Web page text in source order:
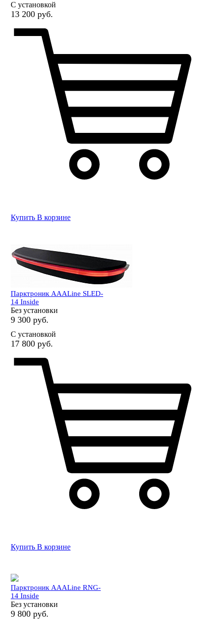
С установкой
13 200 руб.
Купить В корзине
Парктроник AAALine SLED-
14 Inside
Без установки
9 300 руб.
С установкой
17 800 руб.
Купить В корзине
Парктроник AAALine RNG-
14 Inside
Без установки
9 800 руб.